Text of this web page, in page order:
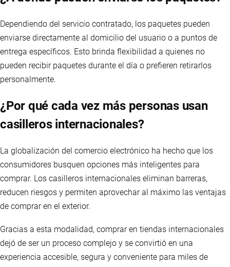
Dependiendo del servicio contratado, los paquetes pueden
enviarse directamente al domicilio del usuario o a puntos de
entrega específicos. Esto brinda flexibilidad a quienes no
pueden recibir paquetes durante el día o prefieren retirarlos
personalmente.
¿Por qué cada vez más personas usan
casilleros internacionales?
La globalización del comercio electrónico ha hecho que los
consumidores busquen opciones más inteligentes para
comprar. Los casilleros internacionales eliminan barreras,
reducen riesgos y permiten aprovechar al máximo las ventajas
de comprar en el exterior.
Gracias a esta modalidad, comprar en tiendas internacionales
dejó de ser un proceso complejo y se convirtió en una
experiencia accesible, segura y conveniente para miles de